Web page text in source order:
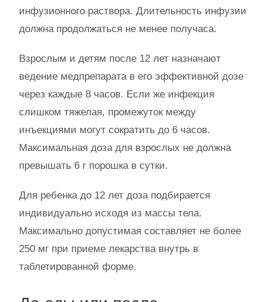
инфузионного раствора. Длительность инфузии
должна продолжаться не менее получаса.
Взрослым и детям после 12 лет назначают
ведение медпрепарата в его эффективной дозе
через каждые 8 часов. Если же инфекция
слишком тяжелая, промежуток между
инъекциями могут сократить до 6 часов.
Максимальная доза для взрослых не должна
превышать 6 г порошка в сутки.
Для ребенка до 12 лет доза подбирается
индивидуально исходя из массы тела.
Максимально допустимая составляет не более
250 мг при приеме лекарства внутрь в
таблетированной форме.